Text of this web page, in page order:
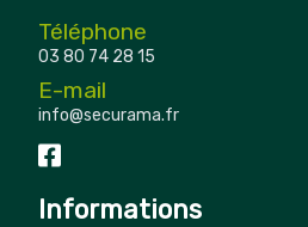
Téléphone
03 80 74 28 15
E-mail
info@securama.fr
Informations